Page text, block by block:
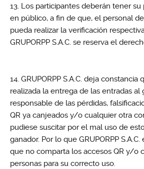
Los participantes deberán tener
en público, a fin de que, el personal
pueda realizar la verificación
GRUPORPP S.A.C. se reserva el
GRUPORPP S.A.C. deja constancia
realizada la entrega de las entradas al
responsable de las pérdidas,
QR ya canjeados y/o cualquier otra
pudiese suscitar por el mal uso de
ganador. Por lo que GRUPORPP
que no comparta los accesos QR y/o
personas para su correcto uso.